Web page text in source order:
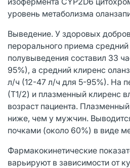
уровень метаболизма
Выведение. У здоровых
перорального приема
полувыведения составил 33
95%), а средний клиренс
л/ч (12-47 л/ч для 5-95%). На
(Т1/2) и плазменный клиренс
возраст пациента.
ниже, чем у мужчин.
почками (около 60%) в виде
Фармакокинетические
варьируют в зависимости от